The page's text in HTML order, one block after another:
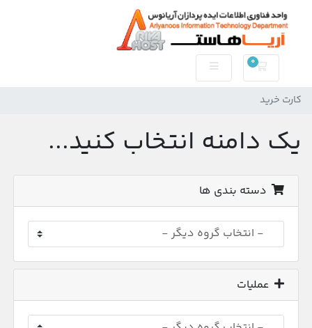
0
کارت خرید
کارت خرید
یک دامنه انتخاب کنید...
دسته بندی ها
عملیات